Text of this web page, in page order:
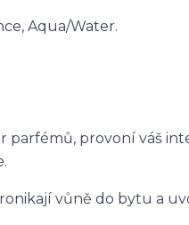
Aqua/Water.
parfémů, provoní váš
vůně do bytu a